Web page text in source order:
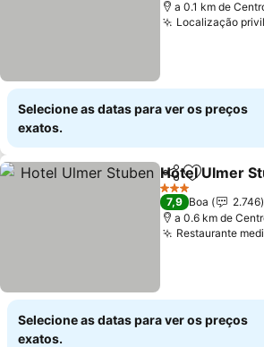
a 0.1 km de
Localização
Selecione as datas para ver os preços
exatos.
PartilharAdicionar
Hotel Ulmer
3 Estrelas
7,9 Boa
2.746
a 0.6 km de
Restaurante
Selecione as datas para ver os preços
exatos.